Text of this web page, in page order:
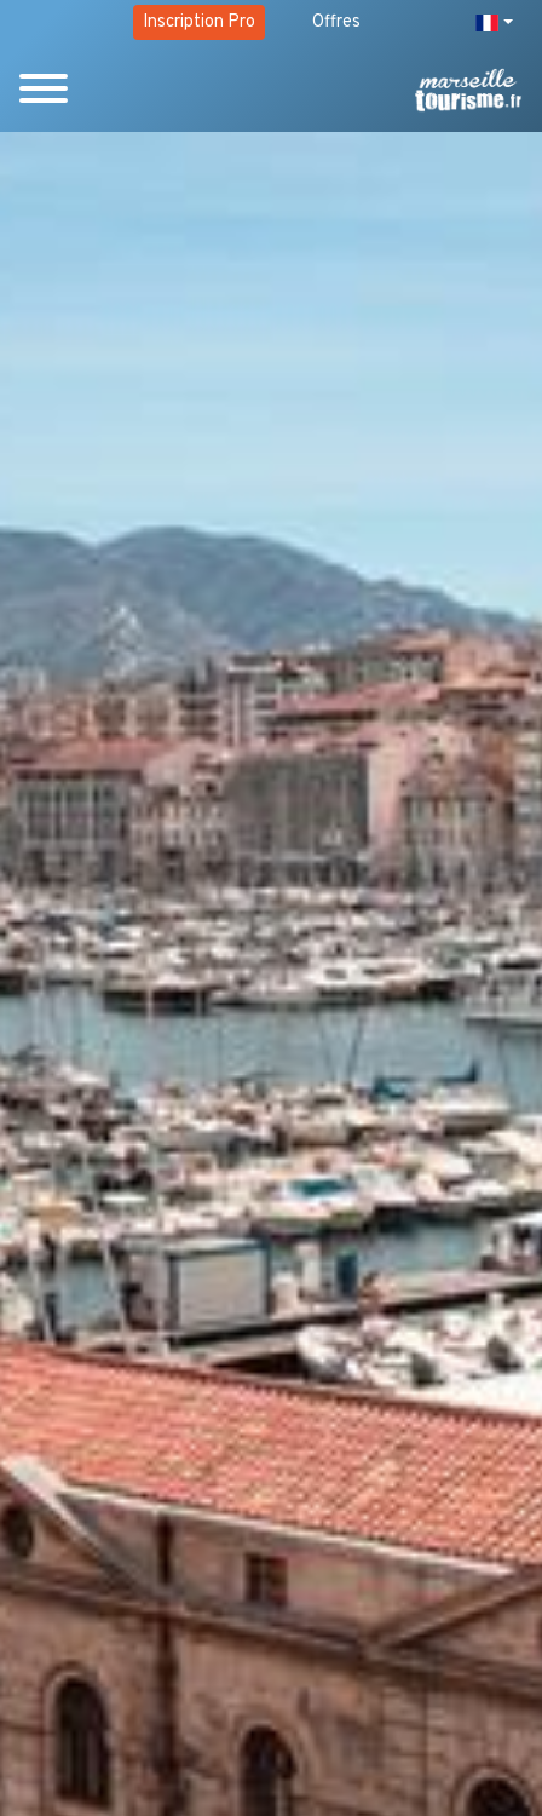
Inscription Pro Offres